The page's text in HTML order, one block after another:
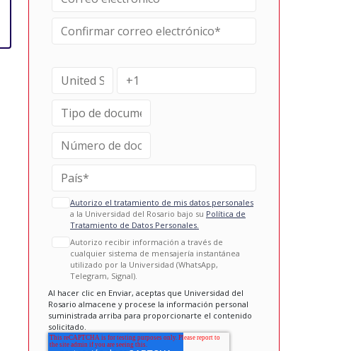
Autorizo el tratamiento de mis datos personales
a la Universidad del Rosario bajo su Política de
Tratamiento de Datos Personales.
Autorizo recibir información a través de
cualquier sistema de mensajería instantánea
utilizado por la Universidad (WhatsApp,
Telegram, Signal).
Al hacer clic en Enviar, aceptas que Universidad del
Rosario almacene y procese la información personal
suministrada arriba para proporcionarte el contenido
solicitado.